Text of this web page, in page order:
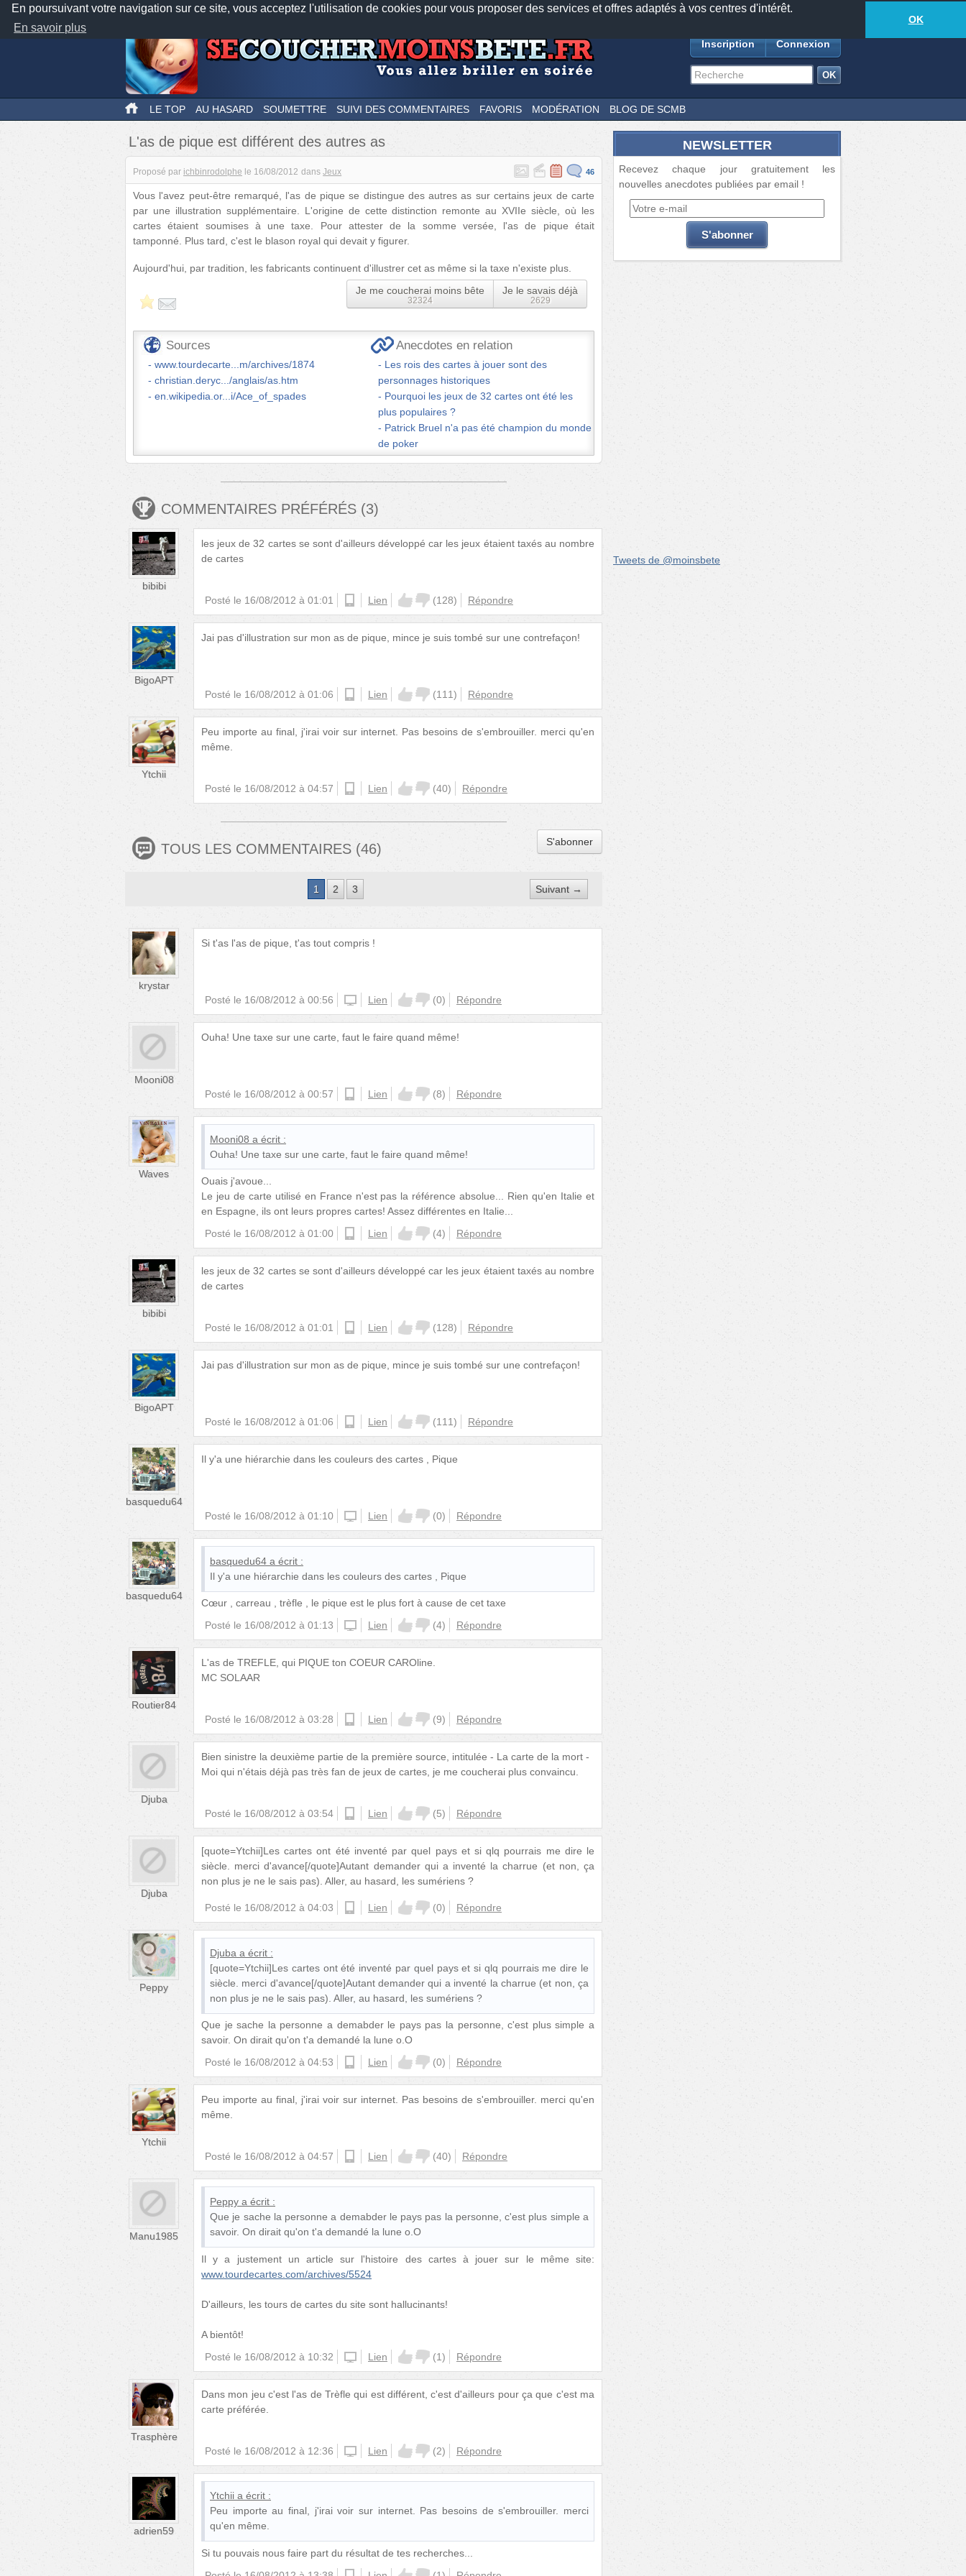
En poursuivant votre navigation sur ce site, vous acceptez l'utilisation de cookies pour vous proposer des services et offres adaptés à vos centres d'intérêt.
En savoir plus
OK
Nos applications mobiles Newsletter Facebook
TwitterFeeds18877anecdotes-372lecteurs connectés
Inscription Connexion
LE TOP AU HASARD SOUMETTRE SUIVI DES COMMENTAIRES FAVORIS MODÉRATION BLOG DE SCMB
L'as de pique est différent des autres as
Proposé par ichbinrodolphe le 16/08/2012 dans Jeux 46
Vous l'avez peut-être remarqué, l'as de pique se distingue des autres as sur certains jeux de carte
par une illustration supplémentaire. L'origine de cette distinction remonte au XVIIe siècle, où les
cartes étaient soumises à une taxe. Pour attester de la somme versée, l'as de pique était
tamponné. Plus tard, c'est le blason royal qui devait y figurer.
Aujourd'hui, par tradition, les fabricants continuent d'illustrer cet as même si la taxe n'existe plus.
Je me coucherai moins bête
32324
Je le savais déjà
2629
Sources
www.tourdecarte...m/archives/1874
christian.deryc.../anglais/as.htm
en.wikipedia.or...i/Ace_of_spades
Anecdotes en relation
Les rois des cartes à jouer sont des
personnages historiques
Pourquoi les jeux de 32 cartes ont été les
plus populaires ?
Patrick Bruel n'a pas été champion du monde
de poker
COMMENTAIRES PRÉFÉRÉS (3)
bibibi
les jeux de 32 cartes se sont d'ailleurs développé car les jeux étaient taxés au nombre
de cartes
Posté le 16/08/2012 à 01:01 androidLien (128) Répondre
BigoAPT
Jai pas d'illustration sur mon as de pique, mince je suis tombé sur une contrefaçon!
Posté le 16/08/2012 à 01:06 androidLien (111) Répondre
Ytchii
Peu importe au final, j'irai voir sur internet. Pas besoins de s'embrouiller. merci qu'en
même.
Posté le 16/08/2012 à 04:57 androidLien (40) Répondre
TOUS LES COMMENTAIRES (46) S'abonner
1 2 3 Suivant →
krystar
Si t'as l'as de pique, t'as tout compris !
Posté le 16/08/2012 à 00:56 iphoneLien (0) Répondre
Mooni08
Ouha! Une taxe sur une carte, faut le faire quand même!
Posté le 16/08/2012 à 00:57 androidLien (8) Répondre
Waves
Mooni08 a écrit :
Ouha! Une taxe sur une carte, faut le faire quand même!
Ouais j'avoue...
Le jeu de carte utilisé en France n'est pas la référence absolue... Rien qu'en Italie et
en Espagne, ils ont leurs propres cartes! Assez différentes en Italie...
Posté le 16/08/2012 à 01:00 androidLien (4) Répondre
bibibi
les jeux de 32 cartes se sont d'ailleurs développé car les jeux étaient taxés au nombre
de cartes
Posté le 16/08/2012 à 01:01 androidLien (128) Répondre
BigoAPT
Jai pas d'illustration sur mon as de pique, mince je suis tombé sur une contrefaçon!
Posté le 16/08/2012 à 01:06 androidLien (111) Répondre
basquedu64
Il y'a une hiérarchie dans les couleurs des cartes , Pique
Posté le 16/08/2012 à 01:10 iphoneLien (0) Répondre
basquedu64
basquedu64 a écrit :
Il y'a une hiérarchie dans les couleurs des cartes , Pique
Cœur , carreau , trèfle , le pique est le plus fort à cause de cet taxe
Posté le 16/08/2012 à 01:13 iphoneLien (4) Répondre
Routier84
L'as de TREFLE, qui PIQUE ton COEUR CAROline.
MC SOLAAR
Posté le 16/08/2012 à 03:28 androidLien (9) Répondre
Djuba
Bien sinistre la deuxième partie de la première source, intitulée - La carte de la mort -
Moi qui n'étais déjà pas très fan de jeux de cartes, je me coucherai plus convaincu.
Posté le 16/08/2012 à 03:54 androidLien (5) Répondre
Djuba
[quote=Ytchii]Les cartes ont été inventé par quel pays et si qlq pourrais me dire le
siècle. merci d'avance[/quote]Autant demander qui a inventé la charrue (et non, ça
non plus je ne le sais pas). Aller, au hasard, les sumériens ?
Posté le 16/08/2012 à 04:03 androidLien (0) Répondre
Peppy
Djuba a écrit :
[quote=Ytchii]Les cartes ont été inventé par quel pays et si qlq pourrais me dire le
siècle. merci d'avance[/quote]Autant demander qui a inventé la charrue (et non, ça
non plus je ne le sais pas). Aller, au hasard, les sumériens ?
Que je sache la personne a demabder le pays pas la personne, c'est plus simple a
savoir. On dirait qu'on t'a demandé la lune o.O
Posté le 16/08/2012 à 04:53 androidLien (0) Répondre
Ytchii
Peu importe au final, j'irai voir sur internet. Pas besoins de s'embrouiller. merci qu'en
même.
Posté le 16/08/2012 à 04:57 androidLien (40) Répondre
Manu1985
Peppy a écrit :
Que je sache la personne a demabder le pays pas la personne, c'est plus simple a
savoir. On dirait qu'on t'a demandé la lune o.O
Il y a justement un article sur l'histoire des cartes à jouer sur le même site:
www.tourdecartes.com/archives/5524
D'ailleurs, les tours de cartes du site sont hallucinants!
A bientôt!
Posté le 16/08/2012 à 10:32 websiteLien (1) Répondre
Trasphère
Dans mon jeu c'est l'as de Trèfle qui est différent, c'est d'ailleurs pour ça que c'est ma
carte préférée.
Posté le 16/08/2012 à 12:36 websiteLien (2) Répondre
adrien59
Ytchii a écrit :
Peu importe au final, j'irai voir sur internet. Pas besoins de s'embrouiller. merci
qu'en même.
Si tu pouvais nous faire part du résultat de tes recherches...
NEWSLETTER
Recevez chaque jour gratuitement les
nouvelles anecdotes publiées par email !
Tweets de @moinsbete